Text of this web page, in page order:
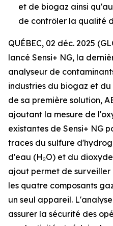
et de biogaz ainsi
de contrôler la qualité
QUÉBEC, 02 déc. 2025
lancé Sensi+ NG, la
analyseur de
industries du biogaz et
de sa première solution,
ajoutant la mesure de
existantes de Sensi+ NG
traces du sulfure
d'eau (H₂O) et du
ajout permet de surveiller
les quatre composants
un seul appareil.
assurer la sécurité des